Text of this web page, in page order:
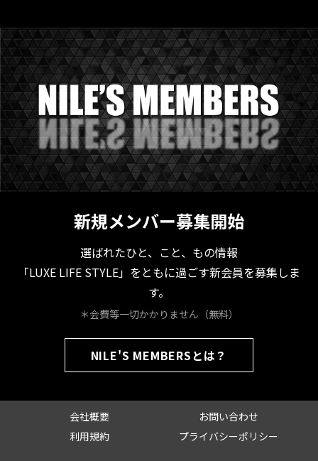
新規メンバー募集開始
選ばれたひと、こと、もの情報
「LUXE LIFE STYLE」をともに過ごす新会員を募集しま
す。
＊会費等一切かかりません（無料）
NILE'S MEMBERSとは？
会社概要
お問い合わせ
利用規約
プライバシーポリシー